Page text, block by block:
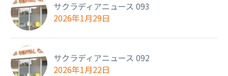
サクラディアニュース 093
2026年1月29日
サクラディアニュース 092
2026年1月22日